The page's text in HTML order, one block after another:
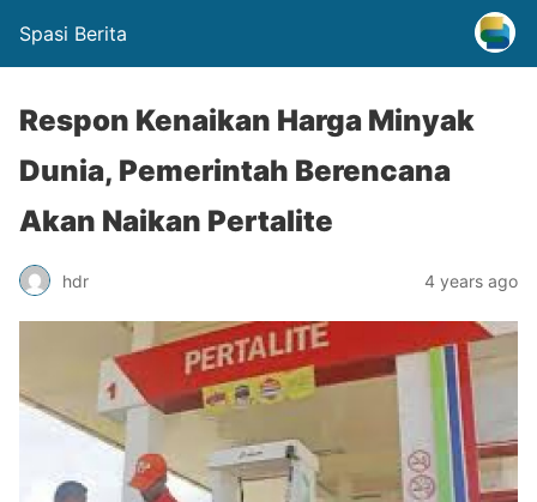
Spasi Berita
Respon Kenaikan Harga Minyak
Dunia, Pemerintah Berencana
Akan Naikan Pertalite
hdr 4 years ago